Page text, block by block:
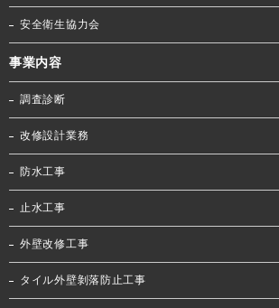
安全衛生協力会
事業内容
調査診断
改修設計業務
防水工事
止水工事
外壁改修工事
タイル外壁剝落防止工事